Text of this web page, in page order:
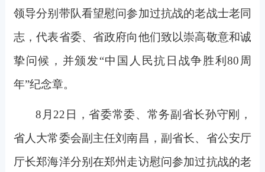
领导分别带队看望慰问参加过抗战的老战士老同
志，代表省委、省政府向他们致以崇高敬意和诚
挚问候，并颁发“中国人民抗日战争胜利80周
年”纪念章。
8 月22日，省委常委、常务副省长孙守刚，
省人大常委会副主任刘南昌，副省长、省公安厅
厅长郑海洋分别在郑州走访慰问参加过抗战的老